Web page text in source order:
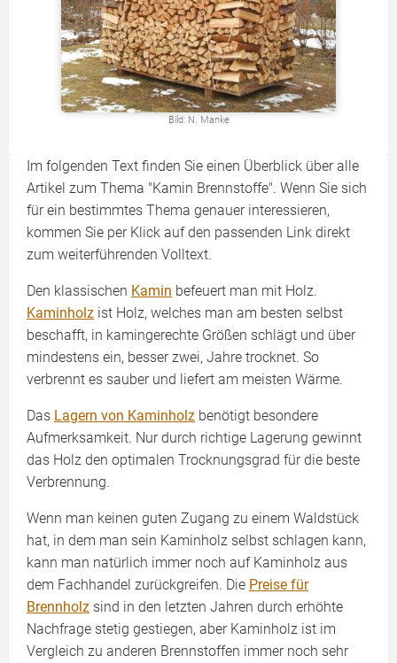
Bild: N. Manke
Im folgenden Text finden Sie einen Überblick über alle
Artikel zum Thema "Kamin Brennstoffe". Wenn Sie sich
für ein bestimmtes Thema genauer interessieren,
kommen Sie per Klick auf den passenden Link direkt
zum weiterführenden Volltext.
Den klassischen Kamin befeuert man mit Holz.
Kaminholz ist Holz, welches man am besten selbst
beschafft, in kamingerechte Größen schlägt und über
mindestens ein, besser zwei, Jahre trocknet. So
verbrennt es sauber und liefert am meisten Wärme.
Das Lagern von Kaminholz benötigt besondere
Aufmerksamkeit. Nur durch richtige Lagerung gewinnt
das Holz den optimalen Trocknungsgrad für die beste
Verbrennung.
Wenn man keinen guten Zugang zu einem Waldstück
hat, in dem man sein Kaminholz selbst schlagen kann,
kann man natürlich immer noch auf Kaminholz aus
dem Fachhandel zurückgreifen. Die Preise für
Brennholz sind in den letzten Jahren durch erhöhte
Nachfrage stetig gestiegen, aber Kaminholz ist im
Vergleich zu anderen Brennstoffen immer noch sehr